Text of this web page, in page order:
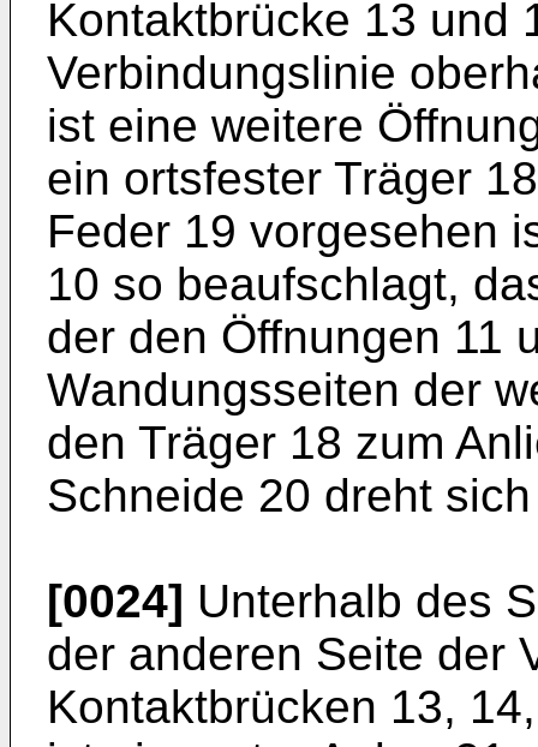
Kontaktbrücke 13 und
Verbindungslinie
ist eine weitere
ein ortsfester Träger
Feder 19 vorgesehen
10 so beaufschlagt,
der den Öffnungen 11
Wandungsseiten der
den Träger 18 zum
Schneide 20 dreht
[0024] Unterhalb des
der anderen Seite der
Kontaktbrücken 13,